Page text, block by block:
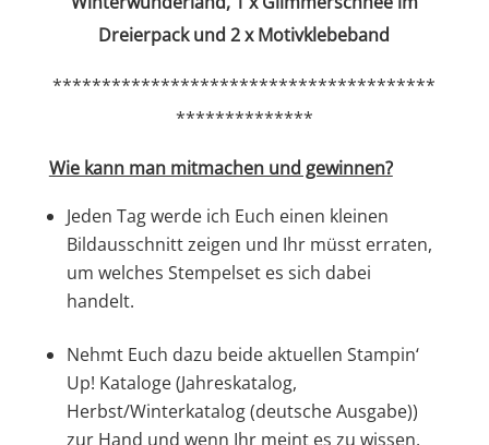
Dreierpack und 2 x Motivklebeband
***************************************
**************
Wie kann man mitmachen und gewinnen?
Jeden Tag werde ich Euch einen kleinen
Bildausschnitt zeigen und Ihr müsst erraten,
um welches Stempelset es sich dabei
handelt.
Nehmt Euch dazu beide aktuellen Stampin‘
Up! Kataloge (Jahreskatalog,
Herbst/Winterkatalog (deutsche Ausgabe))
zur Hand und wenn Ihr meint es zu wissen,